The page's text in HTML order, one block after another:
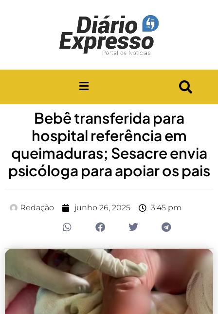
Bebê transferida para
hospital referência em
queimaduras; Sesacre envia
psicóloga para apoiar os pais
Redação junho 26, 2025 3:45 pm